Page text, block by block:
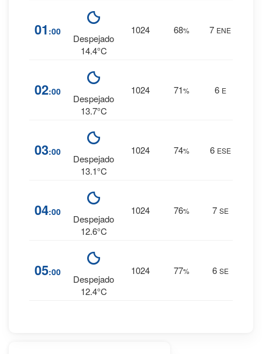
01 :00
Despejado
14.4°C
1024 68% 7 ENE
02:00
Despejado
13.7°C
1024 71% 6 E
03:00
Despejado
13.1°C
1024 74% 6 ESE
04:00
Despejado
12.6°C
1024 76% 7 SE
05:00
Despejado
12.4°C
1024 77% 6 SE